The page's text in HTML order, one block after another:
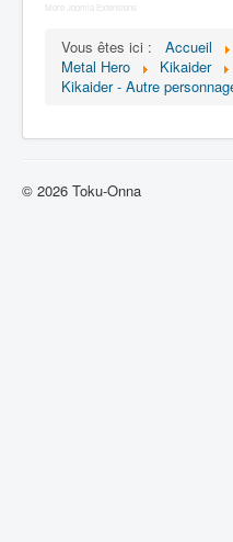
Artiste Asperger
Lexique
Jinzô ningen
More Joomla Extensions
Vous êtes ici : Accueil
Metal Hero
Kikaider
Kikaider - Autre
© 2026 Toku-Onna